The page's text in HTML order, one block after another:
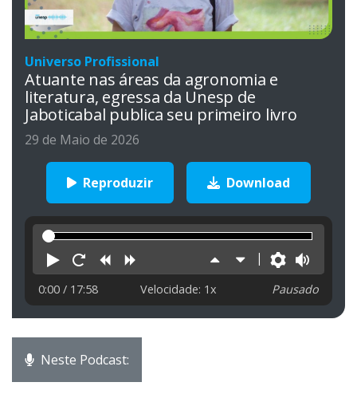
Universo Profissional
Atuante nas áreas da agronomia e
literatura, egressa da Unesp de
Jaboticabal publica seu primeiro livro
29 de Maio de 2026
Reproduzir Download
Reproduzir
ReiniciarRetroceder
Aumentar
velocidade
Diminuir
velocidade
0:00 / 17:58 Velocidade: 1x Pausado
Neste Podcast: